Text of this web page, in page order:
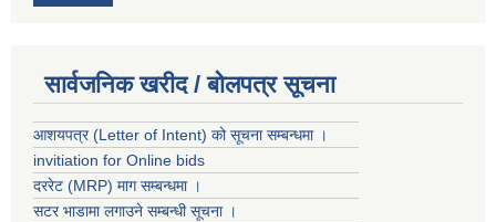
सार्वजनिक खरीद / बोलपत्र सूचना
आशयपत्र (Letter of Intent) को सूचना सम्बन्धमा ।
invitiation for Online bids
दररेट (MRP) माग सम्बन्धमा ।
सटर भाडामा लगाउने सम्बन्धी सूचना ।